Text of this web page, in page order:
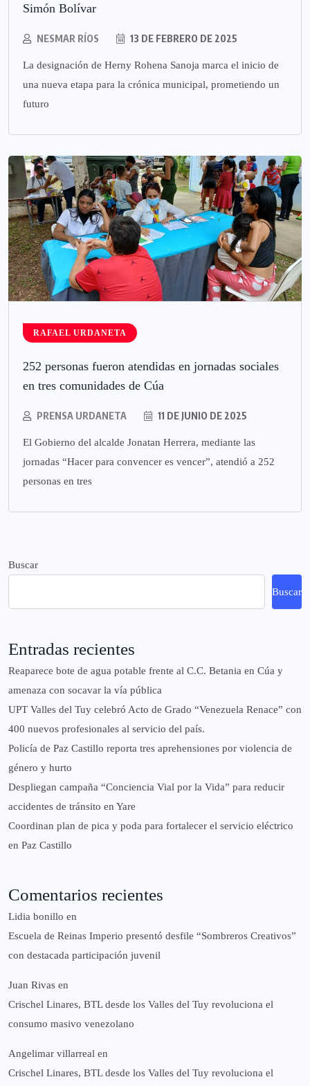
Simón Bolívar
NESMAR RÍOS 13 DE FEBRERO DE 2025
La designación de Herny Rohena Sanoja marca el inicio de
una nueva etapa para la crónica municipal, prometiendo un
futuro
RAFAEL URDANETA
252 personas fueron atendidas en jornadas sociales
en tres comunidades de Cúa
PRENSA URDANETA 11 DE JUNIO DE 2025
El Gobierno del alcalde Jonatan Herrera, mediante las
jornadas “Hacer para convencer es vencer”, atendió a 252
personas en tres
Buscar
Buscar
Entradas recientes
Reaparece bote de agua potable frente al C.C. Betania en Cúa y
amenaza con socavar la vía pública
UPT Valles del Tuy celebró Acto de Grado “Venezuela Renace” con
400 nuevos profesionales al servicio del país.
‎Policía de Paz Castillo reporta tres aprehensiones por violencia de
género y hurto
‎Despliegan campaña “Conciencia Vial por la Vida” para reducir
accidentes de tránsito en Yare
Coordinan plan de pica y poda para fortalecer el servicio eléctrico
en Paz Castillo
Comentarios recientes
Lidia bonillo en
Escuela de Reinas Imperio presentó desfile “Sombreros Creativos”
con destacada participación juvenil
Juan Rivas en
Crischel Linares, BTL desde los Valles del Tuy revoluciona el
consumo masivo venezolano
Angelimar villarreal en
Crischel Linares, BTL desde los Valles del Tuy revoluciona el